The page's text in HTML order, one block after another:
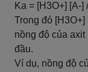
Ka = [H3O+] [A-]
Trong đó
nồng độ của
đầu.
Ví dụ, nồng độ